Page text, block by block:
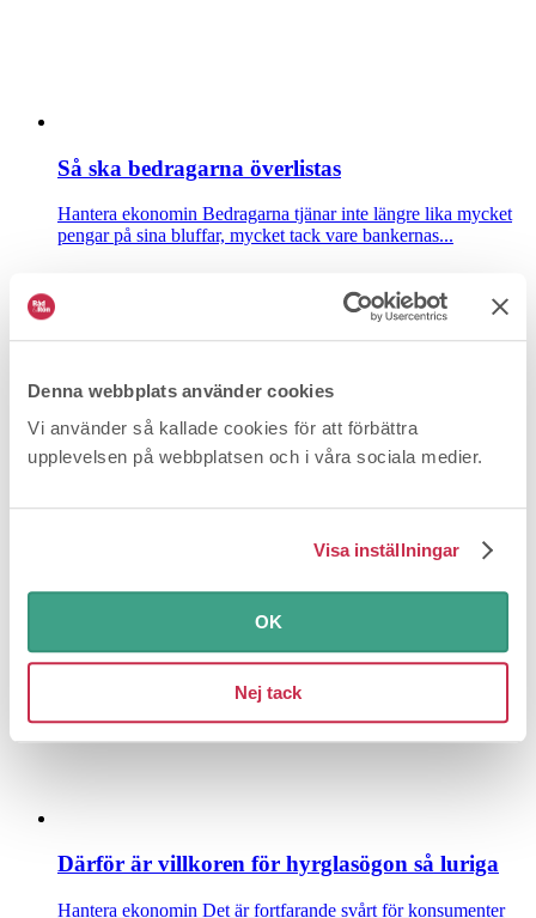
Denna webbplats använder cookies
Vi använder så kallade cookies för att förbättra
upplevelsen på webbplatsen och i våra sociala medier.
Visa inställningar
OK
Nej tack
Så ska bedragarna överlistas
Hantera ekonomin Bedragarna tjänar inte längre lika mycket
pengar på sina bluffar, mycket tack vare bankernas...
Billigare än du tror att laga dina vitvaror
En diskmaskin som inte startar eller en spis
Därför är villkoren för hyrglasögon så luriga
Hantera ekonomin Det är fortfarande svårt för konsumenter